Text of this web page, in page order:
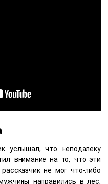
услышал, что неподалеку
внимание на то, что эти
не мог что-либо
направились в лес,